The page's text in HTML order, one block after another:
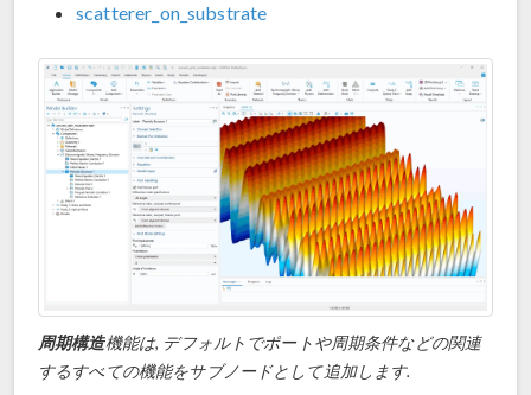
scatterer_on_substrate
周期構造機能は, デフォルトでポートや周期条件などの関連
するすべての機能をサブノードとして追加します.